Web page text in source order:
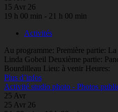
15 Avr 26
19 h 00 min - 21 h 00 min
Activités
Au programme: Première partie:
Linda Gobeil Deuxième partie:
Bourdilleau Lieu: à venir Heures:
Plus d’infos
Activité studio photo - Photos
25 Avr
25 Avr 26